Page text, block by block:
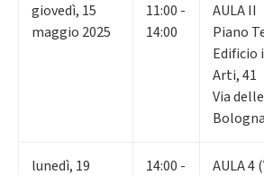
giovedì, 15
maggio 2025
11:00 -
14:00
AULA II
Piano
Edificio
Arti, 41
Via
Bologna
lunedì, 19
14:00 -
AULA 4